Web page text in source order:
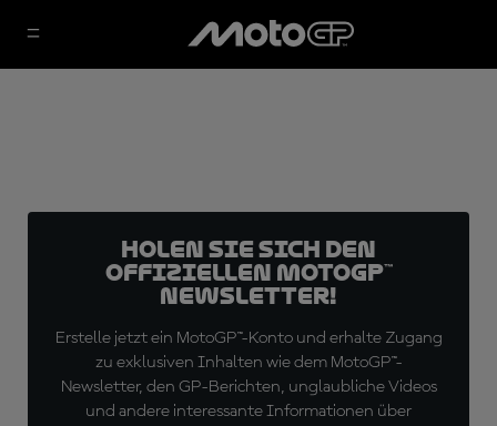
Holen Sie sich den
offiziellen MotoGP™
Newsletter!
Erstelle jetzt ein MotoGP™-Konto und erhalte Zugang
zu exklusiven Inhalten wie dem MotoGP™-
Newsletter, den GP-Berichten, unglaubliche Videos
und andere interessante Informationen über